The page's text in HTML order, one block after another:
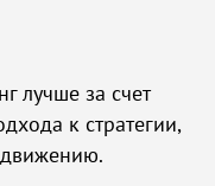
лучше за счет
к стратегии,